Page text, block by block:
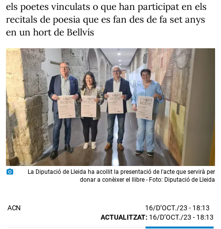
els poetes vinculats o que han participat en els
recitals de poesia que es fan des de fa set anys
en un hort de Bellvís
photo_camera
La Diputació de Lleida ha acollit la presentació de l'acte que servirà per
donar a conèixer el llibre - Foto: Diputació de Lleida
ACN 16/D’OCT./23 - 18:13
ACTUALITZAT: 16/D’OCT./23 - 18:13